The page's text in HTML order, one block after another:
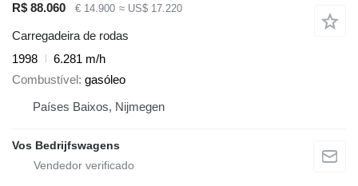
R$ 88.060
€ 14.900 ≈ US$ 17.220
Carregadeira de rodas
1998
6.281 m/h
Combustível gasóleo
Países Baixos, Nijmegen
Vos Bedrijfswagens